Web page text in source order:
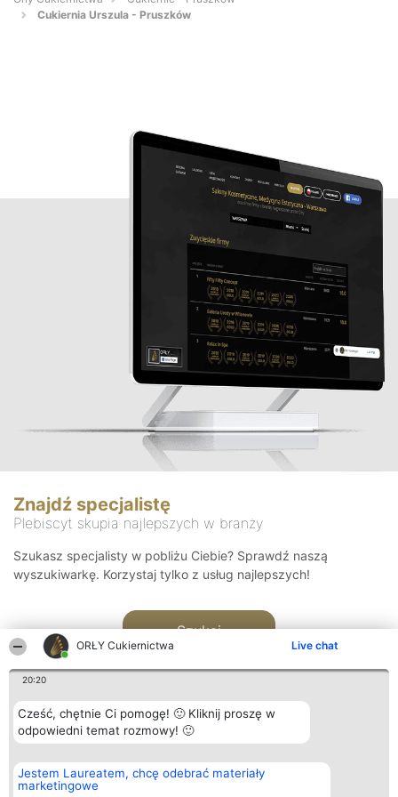
ORŁY Cukiernictwa Live chat
20:20
Cześć, chętnie Ci pomogę! 🙂 Kliknij proszę w
odpowiedni temat rozmowy! 🙂
Jestem Laureatem, chcę odebrać materiały
marketingowe
Cukiernia Urszula - Pruszków
Znajdź specjalistę
Plebiscyt skupia najlepszych w branży
Szukasz specjalisty w pobliżu Ciebie? Sprawdź naszą
wyszukiwarkę. Korzystaj tylko z usług najlepszych!
Szukaj
Organizator plebiscytu
Bright Side Solutions sp. z o.
o. sp. k.
Plebiscyt
Laureaci
Kontakt
Kontakt